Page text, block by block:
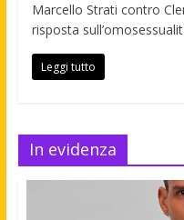
Marcello Strati contro
risposta
Leggi tutto
In evidenza